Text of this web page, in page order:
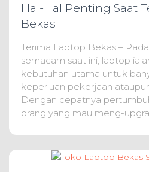
Hal-Hal Penting Saat
Bekas
Terima Laptop Bekas –
semacam saat ini, laptop
kebutuhan utama untuk
keperluan pekerjaan
Dengan cepatnya
orang yang mau meng-